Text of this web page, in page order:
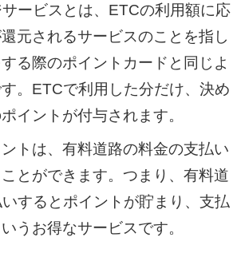
ービスとは、ETCの利用額に応
元されるサービスのことを指し
る際のポイントカードと同じよ
。ETCで利用した分だけ、決め
イントが付与されます。
トは、有料道路の料金の支払い
とができます。つまり、有料道
するとポイントが貯まり、支払
うお得なサービスです。